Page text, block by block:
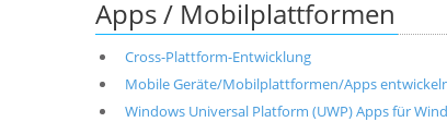
Apps / Mobilplattformen
Cross-Plattform-Entwicklung
Mobile Geräte/Mobilplattformen/Apps
Windows Universal Platform (UWP) Apps für